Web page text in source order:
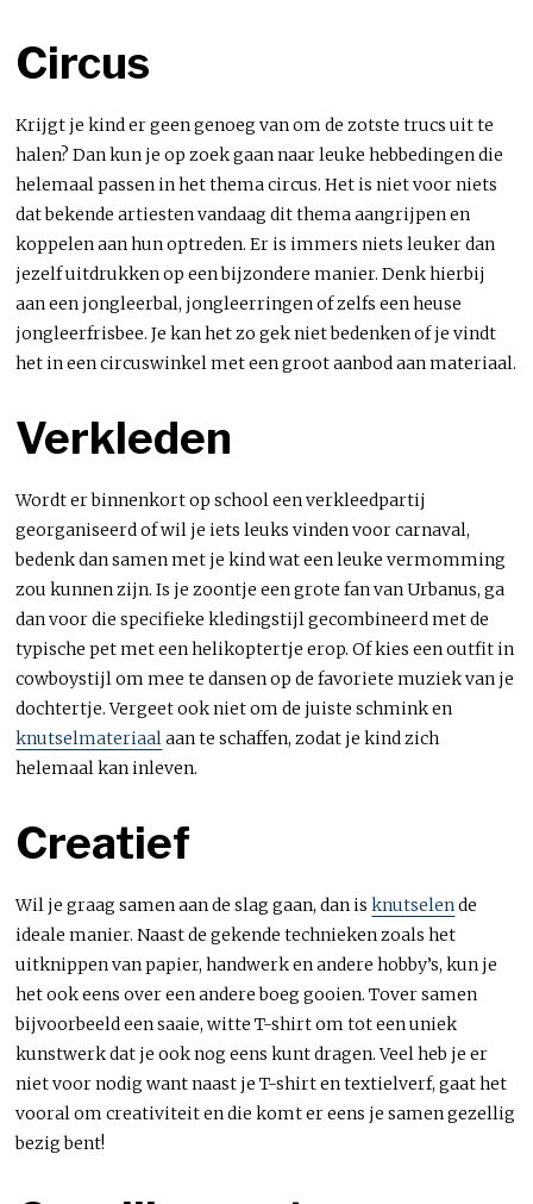
Circus
Krijgt je kind er geen genoeg van om de zotste trucs uit te
halen? Dan kun je op zoek gaan naar leuke hebbedingen die
helemaal passen in het thema circus. Het is niet voor niets
dat bekende artiesten vandaag dit thema aangrijpen en
koppelen aan hun optreden. Er is immers niets leuker dan
jezelf uitdrukken op een bijzondere manier. Denk hierbij
aan een jongleerbal, jongleerringen of zelfs een heuse
jongleerfrisbee. Je kan het zo gek niet bedenken of je vindt
het in een circuswinkel met een groot aanbod aan materiaal.
Verkleden
Wordt er binnenkort op school een verkleedpartij
georganiseerd of wil je iets leuks vinden voor carnaval,
bedenk dan samen met je kind wat een leuke vermomming
zou kunnen zijn. Is je zoontje een grote fan van Urbanus, ga
dan voor die specifieke kledingstijl gecombineerd met de
typische pet met een helikoptertje erop. Of kies een outfit in
cowboystijl om mee te dansen op de favoriete muziek van je
dochtertje. Vergeet ook niet om de juiste schmink en
knutselmateriaalaan te schaffen, zodat je kind zich
helemaal kan inleven.
Creatief
Wil je graag samen aan de slag gaan, dan isknutselende
ideale manier. Naast de gekende technieken zoals het
uitknippen van papier, handwerk en andere hobby’s, kun je
het ook eens over een andere boeg gooien. Tover samen
bijvoorbeeld een saaie, witte T-shirt om tot een uniek
kunstwerk dat je ook nog eens kunt dragen. Veel heb je er
niet voor nodig want naast je T-shirt en textielverf, gaat het
vooral om creativiteit en die komt er eens je samen gezellig
bezig bent!